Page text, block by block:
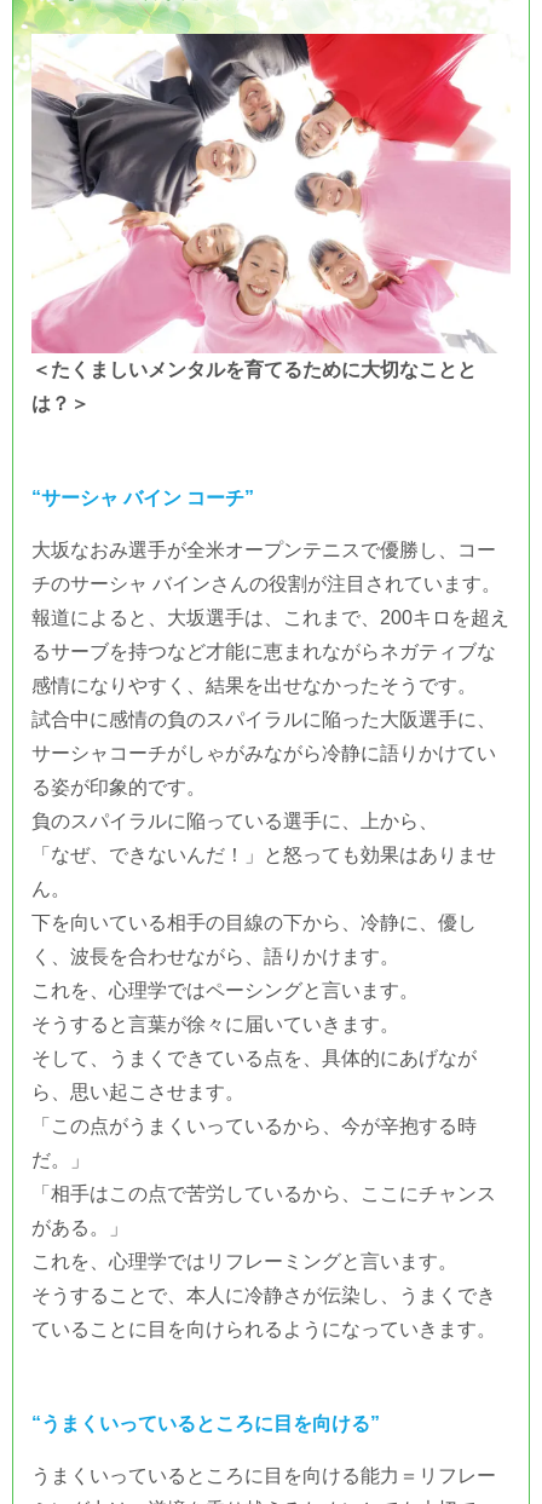
＜たくましいメンタルを育てるために大切なことと
は？＞
“サーシャ バイン コーチ”
大坂なおみ選手が全米オープンテニスで優勝し、コー
チのサーシャ バインさんの役割が注目されています。
報道によると、大坂選手は、これまで、200キロを超え
るサーブを持つなど才能に恵まれながらネガティブな
感情になりやすく、結果を出せなかったそうです。
試合中に感情の負のスパイラルに陥った大阪選手に、
サーシャコーチがしゃがみながら冷静に語りかけてい
る姿が印象的です。
負のスパイラルに陥っている選手に、上から、
「なぜ、できないんだ！」と怒っても効果はありませ
ん。
下を向いている相手の目線の下から、冷静に、優し
く、波長を合わせながら、語りかけます。
これを、心理学ではペーシングと言います。
そうすると言葉が徐々に届いていきます。
そして、うまくできている点を、具体的にあげなが
ら、思い起こさせます。
「この点がうまくいっているから、今が辛抱する時
だ。」
「相手はこの点で苦労しているから、ここにチャンス
がある。」
これを、心理学ではリフレーミングと言います。
そうすることで、本人に冷静さが伝染し、うまくでき
ていることに目を向けられるようになっていきます。
“うまくいっているところに目を向ける”
うまくいっているところに目を向ける能力＝リフレー